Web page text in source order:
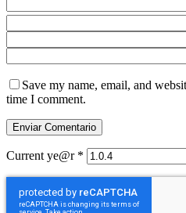
Save my name, email, and
time I comment.
Current ye@r *